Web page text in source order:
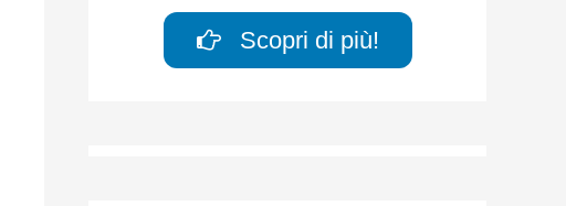
Scopri di più!